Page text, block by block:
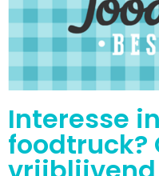
Interesse
foodtruck?